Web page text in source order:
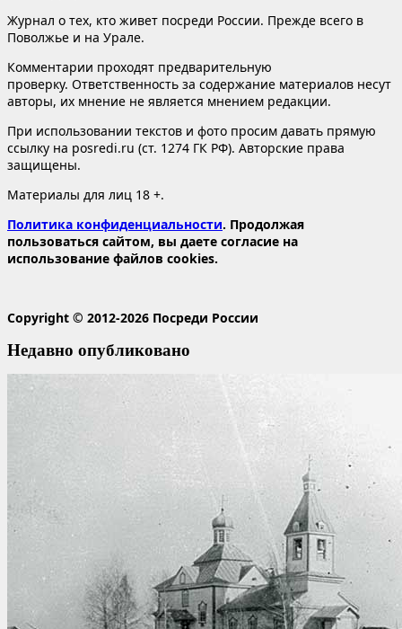
Журнал о тех, кто живет посреди России. Прежде всего в
Поволжье и на Урале.
Комментарии проходят предварительную
проверку. Ответственность за содержание материалов несут
авторы, их мнение не является мнением редакции.
При использовании текстов и фото просим давать прямую
ссылку на posredi.ru (ст. 1274 ГК РФ). Авторские права
защищены.
Материалы для лиц 18 +.
Политика конфиденциальности. Продолжая
пользоваться сайтом, вы даете согласие на
использование файлов cookies.
Copyright © 2012-2026 Посреди России
Недавно опубликовано